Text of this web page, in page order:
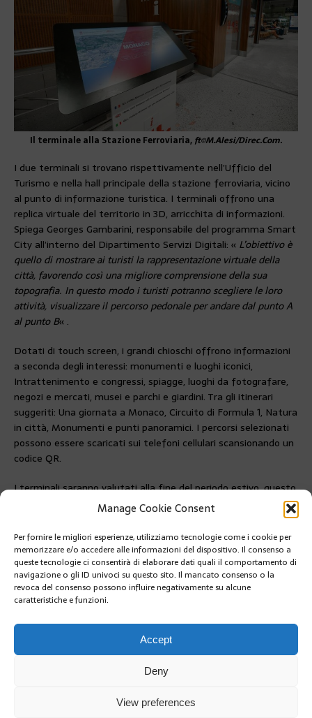
Manage Cookie Consent
Per fornire le migliori esperienze, utilizziamo tecnologie come i cookie per
memorizzare e/o accedere alle informazioni del dispositivo. Il consenso a
queste tecnologie ci consentirà di elaborare dati quali il comportamento di
navigazione o gli ID univoci su questo sito. Il mancato consenso o la
revoca del consenso possono influire negativamente su alcune
caratteristiche e funzioni.
Accept
Deny
View preferences
Il terminale alla Stazione Ferroviaria, ft©M.Alesi/Direc.Com.
I due terminali si trovano rispettivamente nell’Ufficio del
Turismo e nella hall principale della stazione ferroviaria, vicino
al punto di informazione turistica. I terminali offrono una
replica virtuale del territorio in 3D, arricchita di informazioni.
Spiega Georges Gambarini, responsabile del programma Smart
City all’interno del Dipartimento Servizi Digitali: « L’obiettivo è
quello di mostrare ai turisti la rappresentazione virtuale della
città, favorendo così una migliore comprensione della sua
topografia. In questo modo i turisti potranno scegliere le loro
attività, visualizzare il percorso pedonale per andare dal punto A
al punto B« .
Dotati di touch screen, i grandi chioschi offrono informazioni
a seconda degli interessi: monumenti e luoghi iconici,
Intrattenimento e congressi, spiagge, luoghi da fotografare,
negozi e mercati, musei e parchi e giardini. Tra gli itinerari
suggeriti: Una giornata a Monaco, Circuito di Formula 1, Natura
in città, Monumenti e punti panoramici. I percorsi selezionati
possono essere scaricati sui telefoni cellulari scansionando un
codice QR.
I terminali saranno valutati alla fine del periodo estivo, questo
servirà a definire gli sviluppi in termini di contenuti e a
considerare lo sviluppo di ulteriori punti.
PRÉCÉDENT
RIAPRE IL MINI GOLF AL PARC PRINCESSE
ANTOINETTE